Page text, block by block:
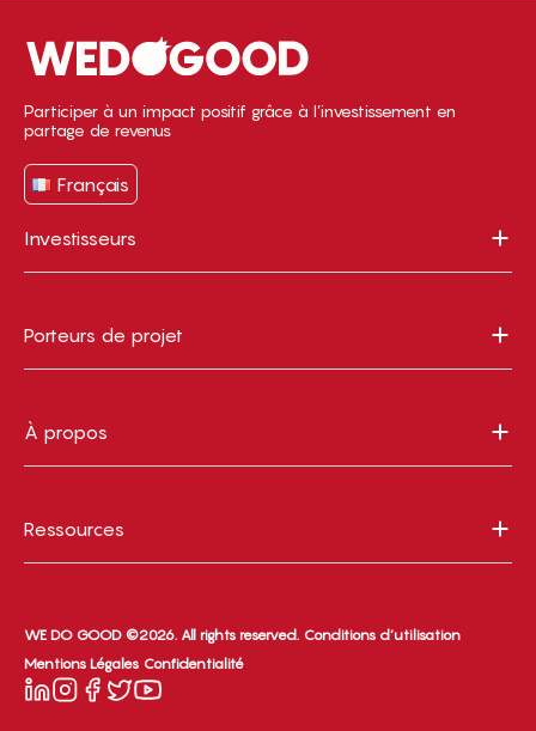
Participer à un impact positif grâce à l’investissement en
partage de revenus
Français
Investisseurs
Porteurs de projet
À propos
Ressources
WE DO GOOD ©2026. All rights reserved. Conditions d’utilisation
Mentions Légales Confidentialité